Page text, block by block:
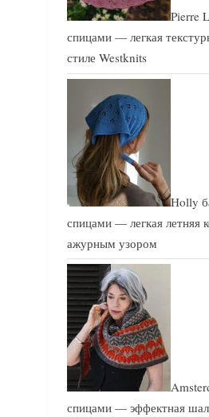
Pierre
спицами — легкая
стиле Westknits
Holly
спицами — легкая летняя
ажурным узором
спицами — эффектная